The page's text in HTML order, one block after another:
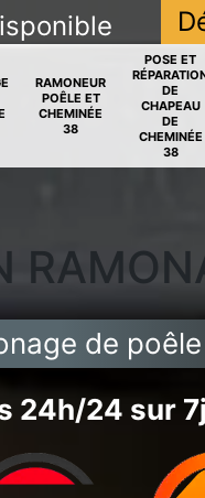
RAMONEUR
POÊLE ET
CHEMINÉE
38
POSE ET
DE
CHAPEAU
DE
CHEMINÉE
38
de
24h/24 sur